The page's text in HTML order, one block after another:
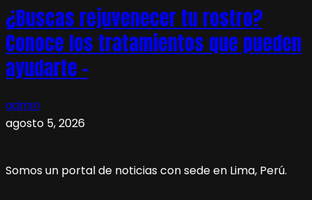
¿Buscas rejuvenecer tu rostro?
Conoce los tratamientos que pueden
ayudarte –
admin
agosto 5, 2026
Somos un portal de noticias con sede en Lima, Perú.